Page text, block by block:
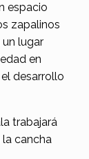
espacio
zapalinos
lugar
en
desarrollo
trabajará
cancha